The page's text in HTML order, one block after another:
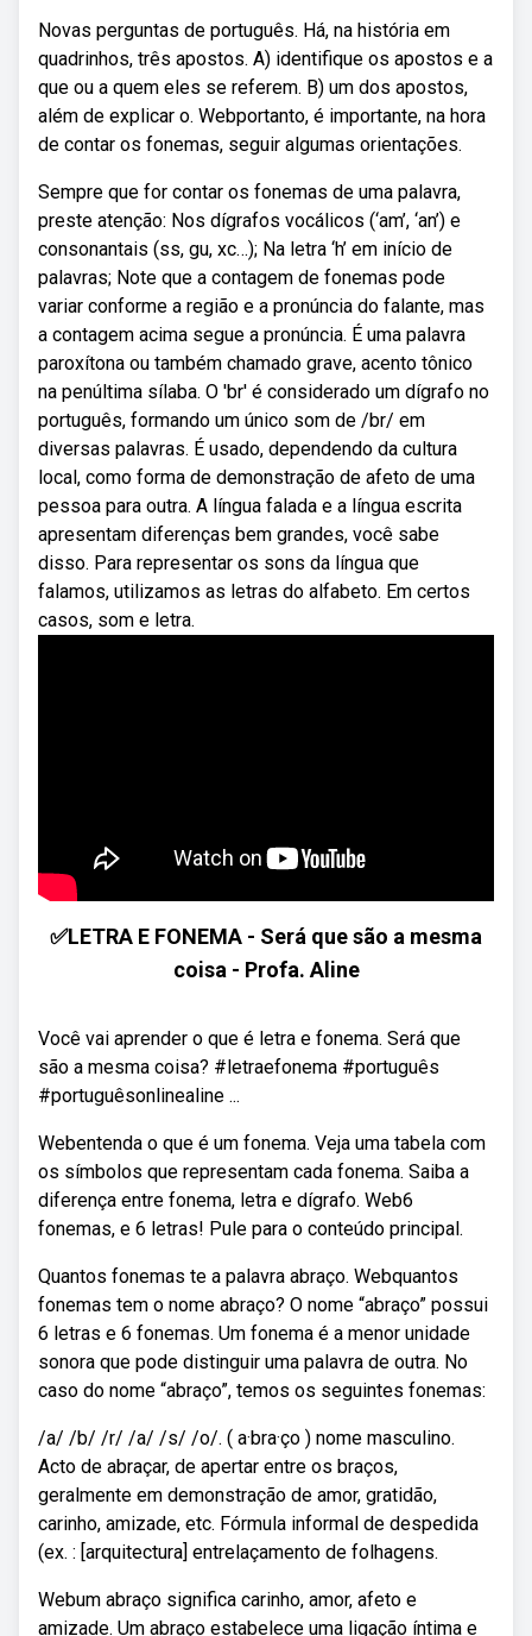
Novas perguntas de português. Há, na história em
quadrinhos, três apostos. A) identifique os apostos e a
que ou a quem eles se referem. B) um dos apostos,
além de explicar o. Webportanto, é importante, na hora
de contar os fonemas, seguir algumas orientações.
Sempre que for contar os fonemas de uma palavra,
preste atenção: Nos dígrafos vocálicos (‘am’, ‘an’) e
consonantais (ss, gu, xc…); Na letra ‘h’ em início de
palavras; Note que a contagem de fonemas pode
variar conforme a região e a pronúncia do falante, mas
a contagem acima segue a pronúncia. É uma palavra
paroxítona ou também chamado grave, acento tônico
na penúltima sílaba. O 'br' é considerado um dígrafo no
português, formando um único som de /br/ em
diversas palavras. É usado, dependendo da cultura
local, como forma de demonstração de afeto de uma
pessoa para outra. A língua falada e a língua escrita
apresentam diferenças bem grandes, você sabe
disso. Para representar os sons da língua que
falamos, utilizamos as letras do alfabeto. Em certos
casos, som e letra.
✅LETRA E FONEMA - Será que são a mesma
coisa - Profa. Aline
Você vai aprender o que é letra e fonema. Será que
são a mesma coisa? #letraefonema #português
#portuguêsonlinealine ...
Webentenda o que é um fonema. Veja uma tabela com
os símbolos que representam cada fonema. Saiba a
diferença entre fonema, letra e dígrafo. Web6
fonemas, e 6 letras! Pule para o conteúdo principal.
Quantos fonemas te a palavra abraço. Webquantos
fonemas tem o nome abraço? O nome “abraço” possui
6 letras e 6 fonemas. Um fonema é a menor unidade
sonora que pode distinguir uma palavra de outra. No
caso do nome “abraço”, temos os seguintes fonemas:
/a/ /b/ /r/ /a/ /s/ /o/. ( a·bra·ço ) nome masculino.
Acto de abraçar, de apertar entre os braços,
geralmente em demonstração de amor, gratidão,
carinho, amizade, etc. Fórmula informal de despedida
(ex. : [arquitectura] entrelaçamento de folhagens.
Webum abraço significa carinho, amor, afeto e
amizade. Um abraço estabelece uma ligação íntima e